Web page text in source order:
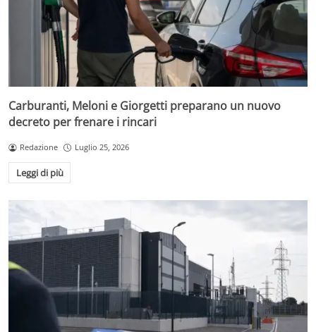
Carburanti, Meloni e Giorgetti preparano un nuovo
decreto per frenare i rincari
Redazione Luglio 25, 2026
Leggi di più